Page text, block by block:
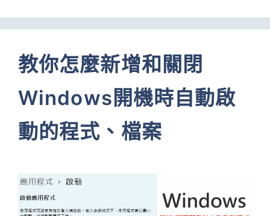
教你怎麼新增和關閉
Windows開機時自動啟
動的程式、檔案